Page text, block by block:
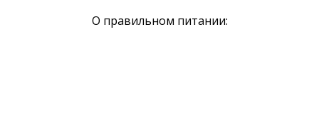
О правильном питании: